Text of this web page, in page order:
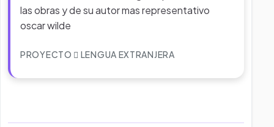
las obras y de su autor mas representativo
oscar wilde
PROYECTO LENGUA EXTRANJERA